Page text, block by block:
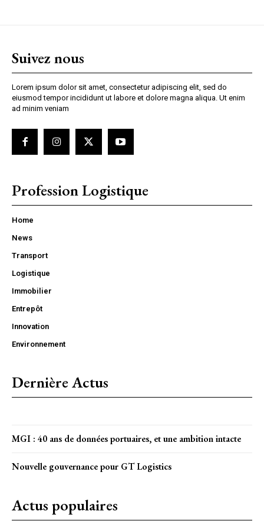
Suivez nous
Lorem ipsum dolor sit amet, consectetur adipiscing elit, sed do
eiusmod tempor incididunt ut labore et dolore magna aliqua. Ut enim
ad minim veniam
Profession Logistique
Home
News
Transport
Logistique
Immobilier
Entrepôt
Innovation
Environnement
Dernière Actus
MGI : 40 ans de données portuaires, et une ambition intacte
Nouvelle gouvernance pour GT Logistics
Actus populaires